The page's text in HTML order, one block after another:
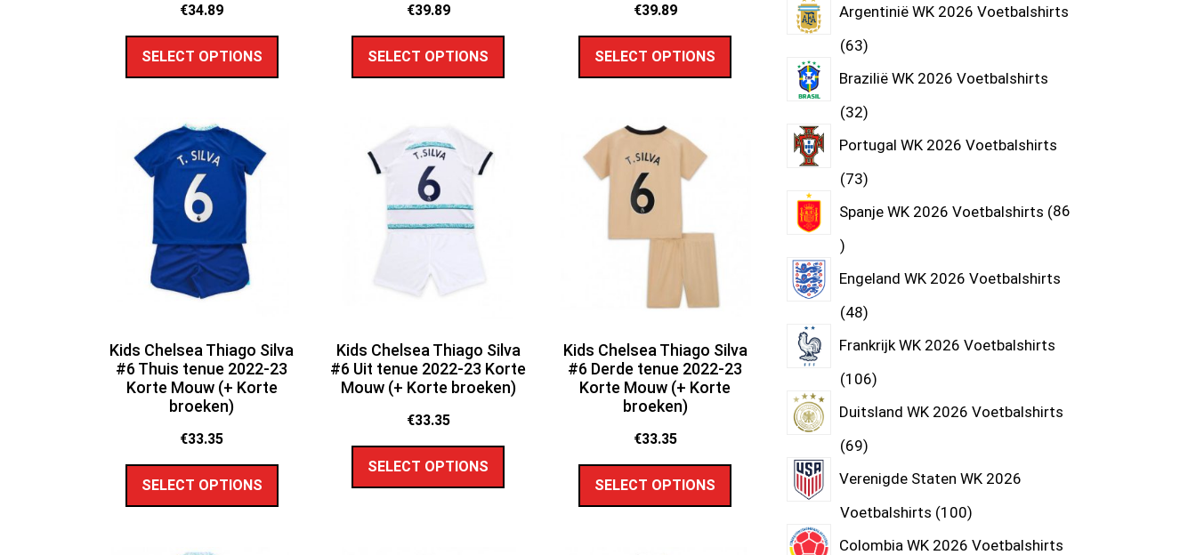
€34.89
SELECT OPTIONS
€39.89
SELECT OPTIONS
€39.89
SELECT OPTIONS
Kids Chelsea Thiago Silva
#6 Thuis tenue 2022-23
Korte Mouw (+ Korte
broeken)
€33.35
SELECT OPTIONS
Kids Chelsea Thiago Silva
#6 Uit tenue 2022-23 Korte
Mouw (+ Korte broeken)
€33.35
SELECT OPTIONS
Kids Chelsea Thiago Silva
#6 Derde tenue 2022-23
Korte Mouw (+ Korte
broeken)
€33.35
SELECT OPTIONS
Argentinië WK 2026 Voetbalshirts
63
Brazilië WK 2026 Voetbalshirts
32
Portugal WK 2026 Voetbalshirts
73
Spanje WK 2026 Voetbalshirts 86
Engeland WK 2026 Voetbalshirts
48
Frankrijk WK 2026 Voetbalshirts
106
Duitsland WK 2026 Voetbalshirts
69
Verenigde Staten WK 2026
Voetbalshirts 100
Colombia WK 2026 Voetbalshirts